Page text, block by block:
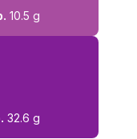
10.5 g
32.6 g